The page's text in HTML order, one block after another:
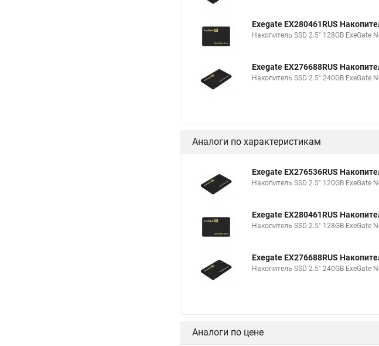
Exegate EX280461RUS
Накопитель SSD 2.5" 128GB ExeGate
Exegate EX276688RUS
Накопитель SSD 2.5" 240GB ExeGate
Аналоги по характеристикам
Exegate EX276536RUS
Накопитель SSD 2.5" 120GB ExeGate
Exegate EX280461RUS
Накопитель SSD 2.5" 128GB ExeGate
Exegate EX276688RUS
Накопитель SSD 2.5" 240GB ExeGate
Аналоги по цене